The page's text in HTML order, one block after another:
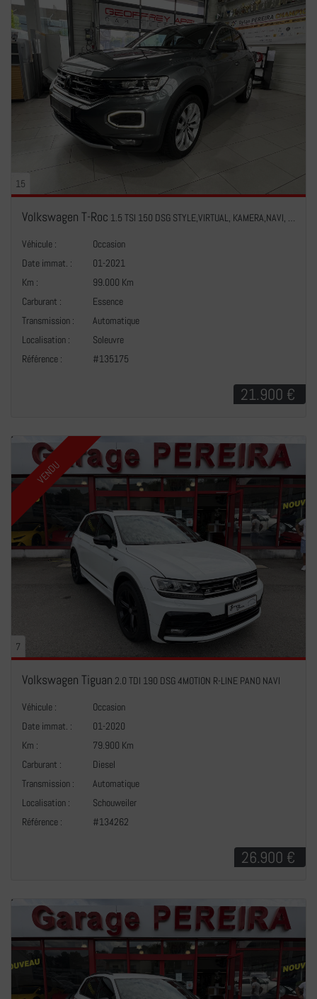
15
Volkswagen T-Roc 1.5 TSI 150 DSG STYLE,VIRTUAL, KAMERA,NAVI, CARPLAY, LED, CUIR,1 HAND
Véhicule :
Occasion
Date immat. :
01-2021
Km :
99.000 Km
Carburant :
Essence
Transmission :
Automatique
Localisation :
Soleuvre
Référence :
#135175
21.900 €
VENDU
7
Volkswagen Tiguan 2.0 TDI 190 DSG 4MOTION R-LINE PANO NAVI
Véhicule :
Occasion
Date immat. :
01-2020
Km :
79.900 Km
Carburant :
Diesel
Transmission :
Automatique
Localisation :
Schouweiler
Référence :
#134262
26.900 €